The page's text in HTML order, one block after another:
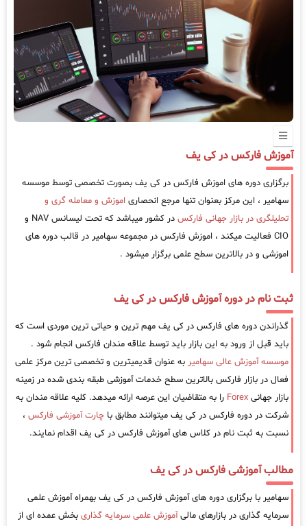
آموزش فارکس در کی یف
برگزاری دوره های اموزش فارکس در کی یف بصورت تخصصی توسط موسسه
سهامیر ، این مرکز بعنوان تنها مرجع انحصاری اموزش و معامله گری و
تحلیلگری در بازار جهانی فارکس
در کشور میباشد که تحت لیسانس NAV و
CIO فعالیت میکند ، اموزش فارکس در مجموعه سهامیر در قالب دوره های
اموزشی و در بالاترین سطح علمی برگزار میشود .
ثبت نام در دوره آموزش فارکس در کی یف
گذراندن دوره های فارکس در کی یف مهم ترین و حیاتی ترین موردی است که
باید قبل از ورود به این بازار باید توسط علاقه مندان فارکس انجام شود .
موسسه آموزش عالی سهامیر به عنوان قدیمیترین و تخصصی ترین مرکز علمی
فعال در بازار فارکس بالاترین سطح خدمات آموزشی طبقه بندی شده در زمینه
بازار جهانی Forex را به متقاضیان این عرصه ارائه میدهد. کلیه علاقه مندان به
شرکت در دوره فارکس در کی یف میتوانند مطابق با چارت آموزشی فارکس ،
نسبت به ثبت نام در کلاس های آموزش فارکس در کی یف اقدام نمایند.
مطالب آموزشی فارکس در کی یف
سهامیر با برگزاری دوره های آموزش فارکس در کی یف بهمراه آموزش علمی
سرمایه گذاری در بازارهای مالیآموزش علمی سرمایه گذاری بخش عمده ای از